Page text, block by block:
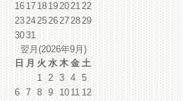
16171819202122
23242526272829
3031
翌月(2026年9月)
日 月 火 水 木 金 土
1 2 3 4 5
6 7 8 9 1011 12